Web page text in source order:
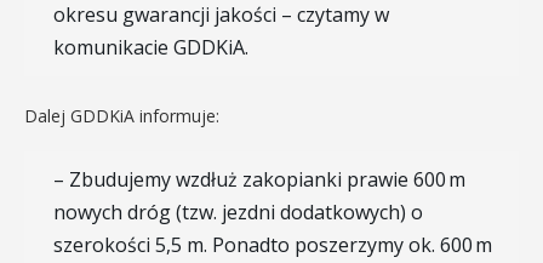
okresu gwarancji jakości – czytamy w
komunikacie GDDKiA.
Dalej GDDKiA informuje:
– Zbudujemy wzdłuż zakopianki prawie 600 m
nowych dróg (tzw. jezdni dodatkowych) o
szerokości 5,5 m. Ponadto poszerzymy ok. 600 m